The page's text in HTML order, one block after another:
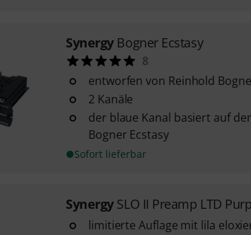
Synergy Bogner Ecstasy
8
entworfen von Reinhold
2 Kanäle
der blaue Kanal basiert auf
Bogner Ecstasy
Sofort lieferbar
Synergy SLO II Preamp LTD
limitierte Auflage mit lila